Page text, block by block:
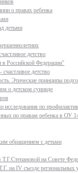
о правах ребенка
детьми
детство
Российской Федерации"
детство
Этические принципы
о детском суициде
исследования по
по правам ребенка в ОУ
обращением с детьми
на Совете
на IV съезде